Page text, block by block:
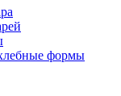
формы